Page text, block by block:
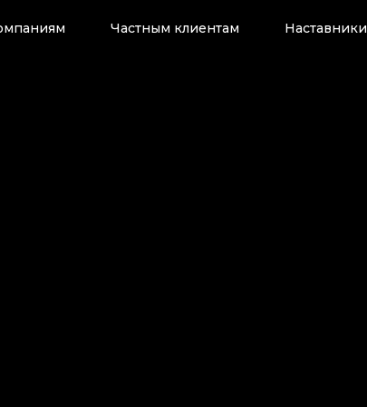
Частным клиентам Наставники